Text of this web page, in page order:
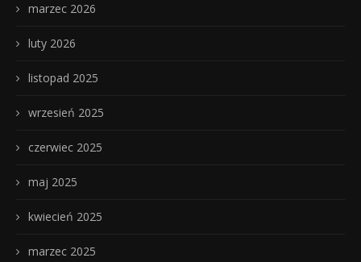
marzec 2026
luty 2026
listopad 2025
wrzesień 2025
czerwiec 2025
maj 2025
kwiecień 2025
marzec 2025